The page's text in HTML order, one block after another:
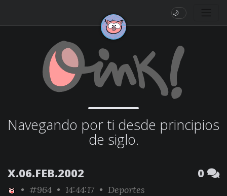
🌙
Navegando por ti desde principios
de siglo.
X.06.FEB.2002 0
• #964 • 14:44:17 • Deportes